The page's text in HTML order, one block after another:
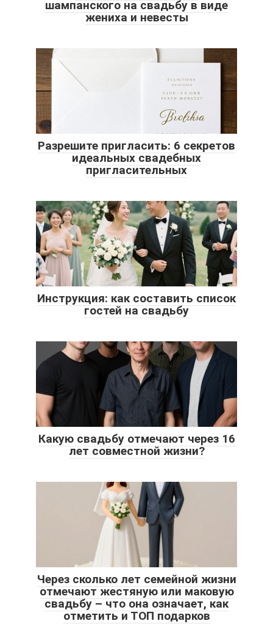
шампанского на свадьбу в виде
жениха и невесты
Разрешите пригласить: 6 секретов
идеальных свадебных
пригласительных
Инструкция: как составить список
гостей на свадьбу
Какую свадьбу отмечают через 16
лет совместной жизни?
Через сколько лет семейной жизни
отмечают жестяную или маковую
свадьбу – что она означает, как
отметить и ТОП подарков